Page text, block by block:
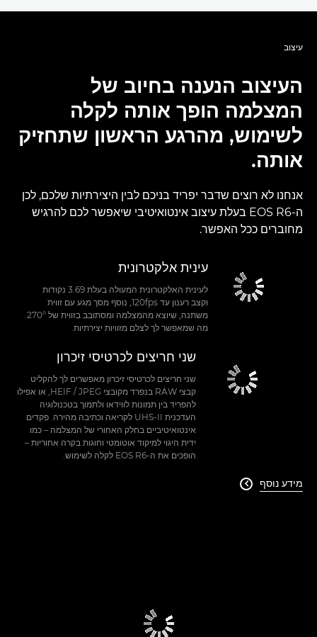
עיצוב
העיצוב הנענה בחיוב של
המצלמה הופך אותה לקלה
לשימוש, מהרגע הראשון שתחזיק
אותה.
אנחנו לא רוצים שדבר יפריד בניכם לבין היצירתיות שלכם, לכן
ה-EOS R6 בעלת עיצוב אינטואיטיבי שיאפשר לכם להרגיש
מחוברים ככל האפשר.
עינית אלקטרונית
לעינית האלקטרונית המעולה בעלת 3.69 נקודות
וקצב רענון עד 120fps, נוסף מסך מגע עם זווית
משתנה, שיוצא מהמצלמה ומסתובב בזווית של °‎270
מה שמאפשר לך לצלם מזוויות יצירתיות.
שני חריצים לכרטיסי זיכרון
שני חריצים לכרטיסי זיכרון מאפשרים לך להקליט
קבצי RAW בנפרד מקובצי JPEG‏ / HEIF, או אפילו
להפריד בין תמונות לווידאו ולתמוך בטכנולוגיה
העדכנית UHS-II לקריאה וכתיבה מהירה. פקדים
אינטואיטיביים בחלק האחורי של המצלמה – כמו
ידית היגוי למיקוד אוטומטי וחוגות בקרה אחוריות –
הופכים את ה-EOS R6 לקלה לשימוש.
מידע נוסף 